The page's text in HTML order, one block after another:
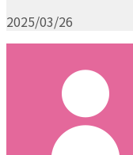
2025/03/26